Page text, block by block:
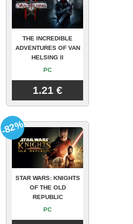
THE INCREDIBLE
ADVENTURES OF VAN
HELSING II
PC
1.21 €
STAR WARS: KNIGHTS
OF THE OLD
REPUBLIC
PC
-82%